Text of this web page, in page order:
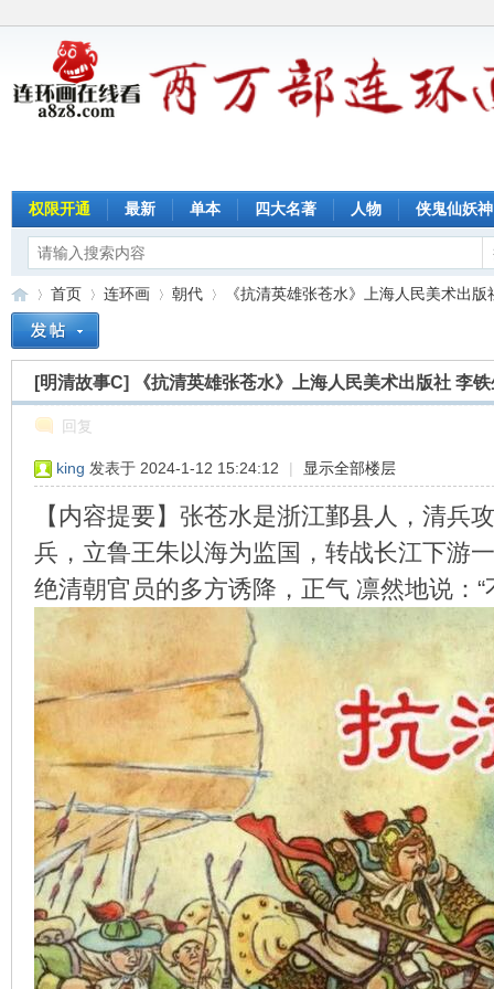
权限开通 最新 单本 四大名著 人物 侠鬼仙妖神
»
首页
›
连环画
›
朝代
›
《抗清英雄张苍水》上海人民美术出
[明清故事C] 《抗清英雄张苍水》上海人民美术出版社 李
回复
king 发表于 2024-1-12 15:24:12 | 显示全部楼层
【内容提要】张苍水是浙江鄞县人，清兵
兵，立鲁王朱以海为监国，转战长江下游
绝清朝官员的多方诱降，正气 凛然地说：